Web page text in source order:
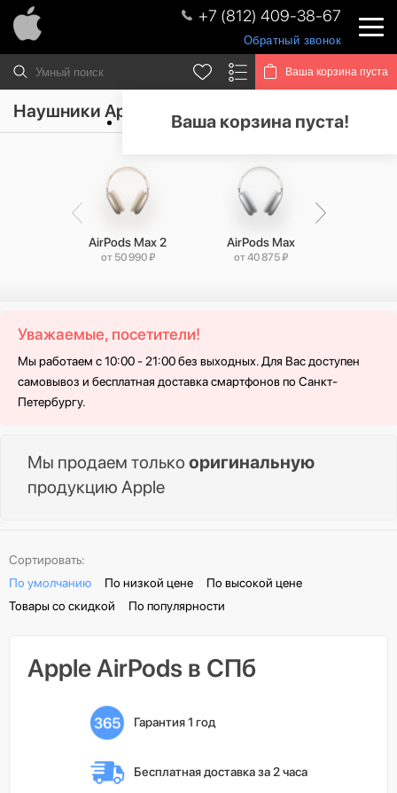
+7 (812) 409-38-67
Обратный звонок
Ваша корзина пуста
Ваша корзина пуста!
Наушники Apple AirPods
AirPods Max 2
от 50 990 ₽
AirPods Max
от 40 875 ₽
Уважаемые, посетители!
Мы работаем с 10:00 - 21:00 без выходных. Для Вас доступен
самовывоз и бесплатная доставка смартфонов по Санкт-
Петербургу.
Мы продаем только оригинальную
продукцию Apple
Сортировать:
По умолчанию
По низкой цене
По высокой цене
Товары со скидкой
По популярности
Apple AirPods в СПб
Гарантия 1 год
Бесплатная доставка за 2 часа